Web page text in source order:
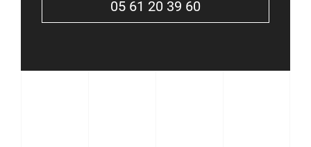
05 61 20 39 60